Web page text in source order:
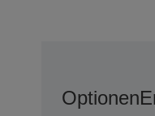
Optionen